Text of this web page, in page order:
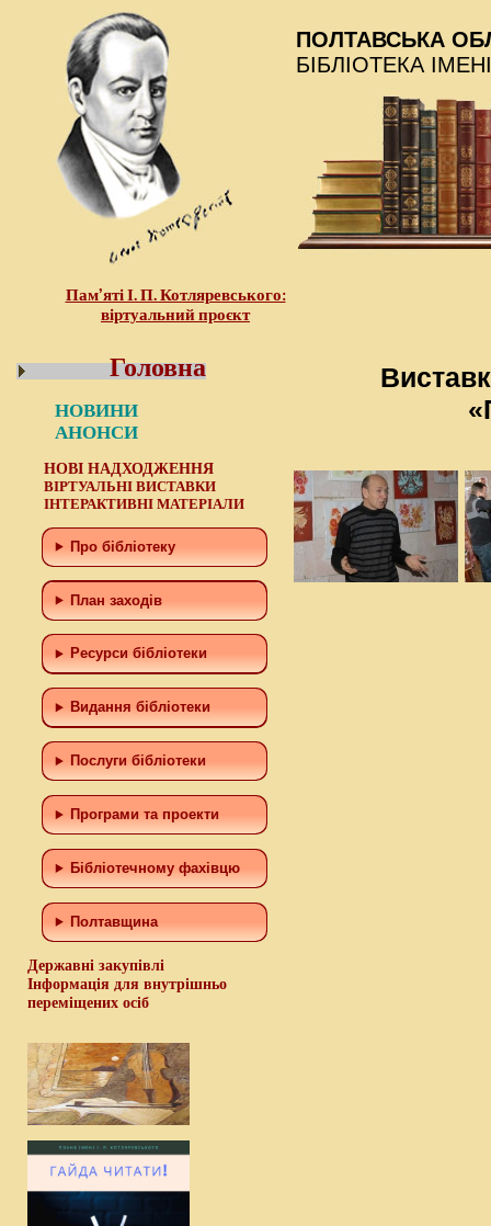
Пам’яті І. П. Котляревського:
віртуальний проєкт
ПОЛТАВСЬКА
БІБЛІОТЕКА
Головна
НОВИНИ
АНОНСИ
НОВІ НАДХОДЖЕННЯ
ВІРТУАЛЬНІ ВИСТАВКИ
ІНТЕРАКТИВНІ МАТЕРІАЛИ
Про бібліотеку
План заходів
Ресурси бібліотеки
Видання бібліотеки
Послуги бібліотеки
Програми та проекти
Бiблiотечному фахiвцю
Полтавщина
Державні закупівлі
Інформація для внутрішньо
переміщених осіб